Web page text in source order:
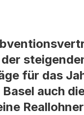
für das
auch